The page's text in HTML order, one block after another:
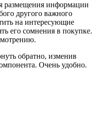
размещения информации
другого важного
на интересующие
его сомнения в покупке.
обратно, изменив
Очень удобно.